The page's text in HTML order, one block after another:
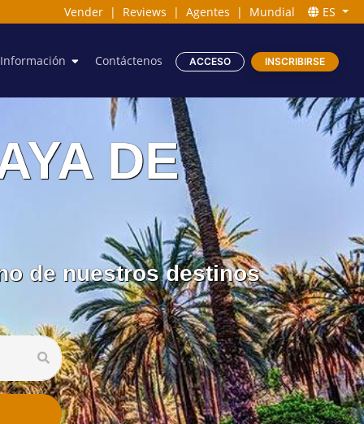
Vender | Reviews | Agentes | Mundial ES
Información Contáctenos ACCESO INSCRIBIRSE
DE
de nuestros destinos